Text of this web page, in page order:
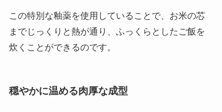
この特別な釉薬を使用していることで、 お米の芯
までじっくりと熱が通り、ふっくらとしたご飯を
炊くことができるのです。
穏やかに温める肉厚な成型